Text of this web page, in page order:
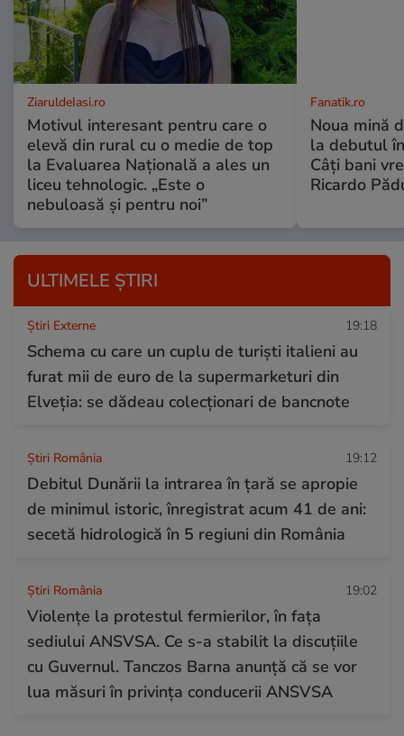
ZiaruldeIasi.ro
Motivul interesant pentru care o
elevă din rural cu o medie de top
la Evaluarea Națională a ales un
liceu tehnologic. „Este o
nebuloasă și pentru noi”
Fanatik.ro
Noua mină
la debutul
Câți bani
Ricardo
ULTIMELE ȘTIRI
Știri Externe 19:18
Schema cu care un cuplu de turiști italieni au
furat mii de euro de la supermarketuri din
Elveția: se dădeau colecționari de bancnote
Știri România 19:12
Debitul Dunării la intrarea în țară se apropie
de minimul istoric, înregistrat acum 41 de ani:
secetă hidrologică în 5 regiuni din România
Știri România 19:02
Violențe la protestul fermierilor, în fața
sediului ANSVSA. Ce s-a stabilit la discuțiile
cu Guvernul. Tanczos Barna anunță că se vor
lua măsuri în privința conducerii ANSVSA